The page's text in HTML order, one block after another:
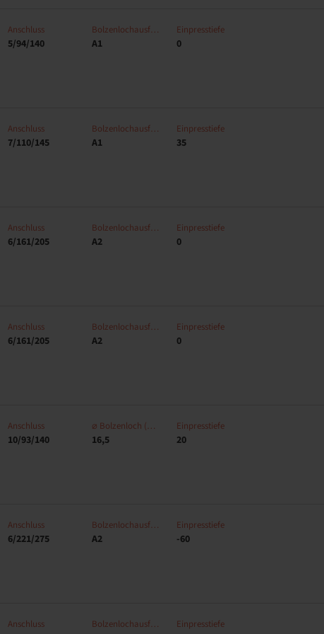
Anschluss
5/94/140
Bolzenlochausführung
A1
Einpresstiefe
0
Anschluss
7/110/145
Bolzenlochausführung
A1
Einpresstiefe
35
Anschluss
6/161/205
Bolzenlochausführung
A2
Einpresstiefe
0
Anschluss
6/161/205
Bolzenlochausführung
A2
Einpresstiefe
0
Anschluss
10/93/140
⌀ Bolzenloch (mm)
16,5
Einpresstiefe
20
Anschluss
6/221/275
Bolzenlochausführung
A2
Einpresstiefe
-60
Anschluss Bolzenlochausführung Einpresstiefe